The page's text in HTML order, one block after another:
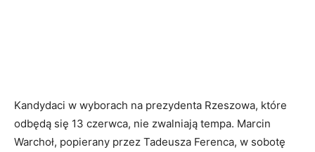
Kandydaci w wyborach na prezydenta Rzeszowa, które
odbędą się 13 czerwca, nie zwalniają tempa. Marcin
Warchoł, popierany przez Tadeusza Ferenca, w sobotę